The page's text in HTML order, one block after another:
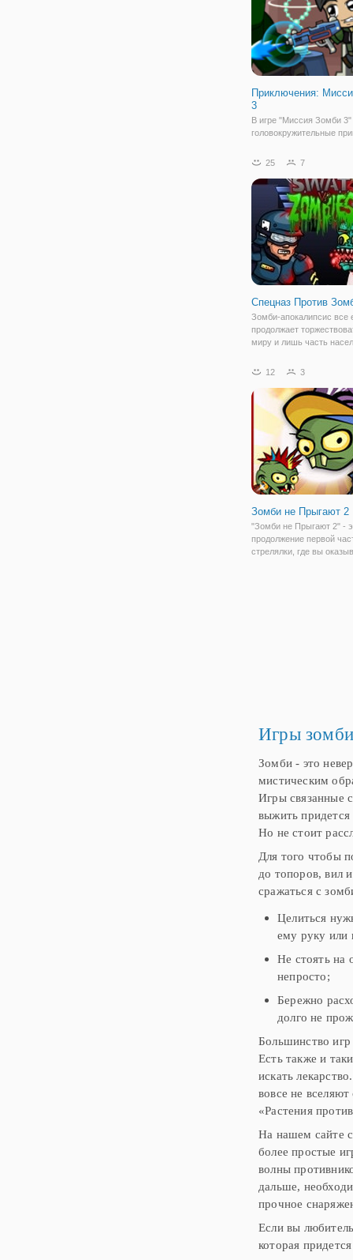
Приключения:
3
В игре "Миссия Зомби 3"
головокружительные
сестрой. Юные герои
лабораторию. Там
утечка ядерных
активировали
25 7
Спецназ Против
Зомби-апокалипсис все
продолжает
миру и лишь часть
надежде на нормальную
"Спецназ Против
будете в роли одного
12 3
Зомби не Прыгают 2
"Зомби не Прыгают 2" -
продолжение первой
стрелялки, где вы
Игры зомби
Зомби - это
мистическим
Игры связанные
выжить
Но не стоит
Для того чтобы
до топоров, вил
сражаться с
Целиться
ему руку или
Не стоять на
непросто;
Бережно
долго не
Большинство
Есть также и
искать
вовсе не
«Растения
На нашем сайте
более простые
волны
дальше,
прочное
Если вы
которая